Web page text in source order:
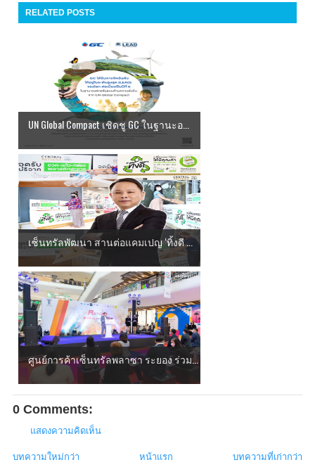
RELATED POSTS
UN Global Compact เชิดชู GC ในฐานะอ...
เซ็นทรัลพัฒนา สานต่อแคมเปญ ‘ทิ้งดี ...
ศูนย์การค้าเซ็นทรัลพลาซา ระยอง ร่วม...
0 Comments:
แสดงความคิดเห็น
บทความใหม่กว่า บทความที่เก่ากว่า
หน้าแรก